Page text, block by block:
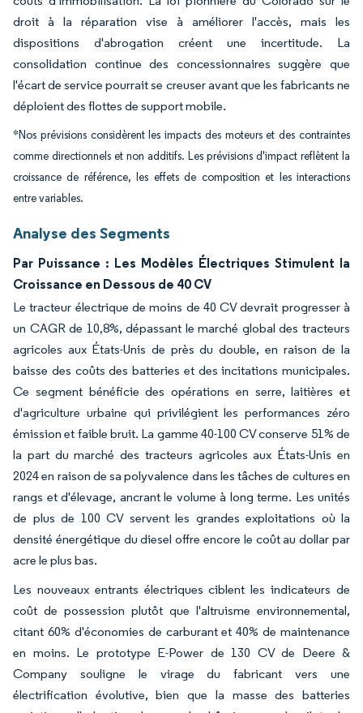
droit à la réparation vise à améliorer l'accès, mais les
dispositions d'abrogation créent une incertitude. La
consolidation continue des concessionnaires suggère que
l'écart de service pourrait se creuser avant que les fabricants ne
déploient des flottes de support mobile.
*Nos prévisions considèrent les impacts des moteurs et des contraintes
comme directionnels et non additifs. Les prévisions d'impact reflètent la
croissance de référence, les effets de composition et les interactions
entre variables.
Analyse des Segments
Par Puissance : Les Modèles Électriques Stimulent la
Croissance en Dessous de 40 CV
Le tracteur électrique de moins de 40 CV devrait progresser à
un CAGR de 10,8%, dépassant le marché global des tracteurs
agricoles aux États-Unis de près du double, en raison de la
baisse des coûts des batteries et des incitations municipales.
Ce segment bénéficie des opérations en serre, laitières et
d'agriculture urbaine qui privilégient les performances zéro
émission et faible bruit. La gamme 40-100 CV conserve 51% de
la part du marché des tracteurs agricoles aux États-Unis en
2024 en raison de sa polyvalence dans les tâches de cultures en
rangs et d'élevage, ancrant le volume à long terme. Les unités
de plus de 100 CV servent les grandes exploitations où la
densité énergétique du diesel offre encore le coût au dollar par
acre le plus bas.
Les nouveaux entrants électriques ciblent les indicateurs de
coût de possession plutôt que l'altruisme environnemental,
citant 60% d'économies de carburant et 40% de maintenance
en moins. Le prototype E-Power de 130 CV de Deere &
Company souligne le virage du fabricant vers une
électrification évolutive, bien que la masse des batteries